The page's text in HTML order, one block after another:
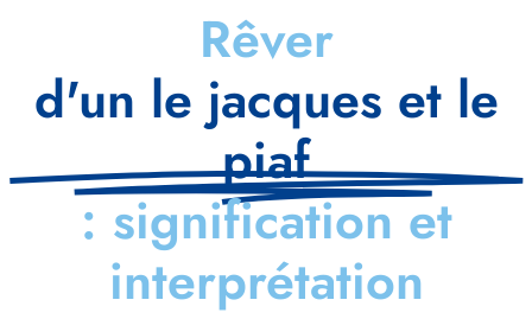
Rêver
d'un le jacques et le
piaf
: signification et
interprétation